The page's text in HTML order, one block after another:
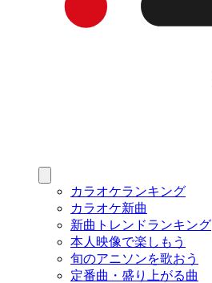
カラオケランキング
カラオケ新曲
新曲トレンドランキング
本人映像で楽しもう
旬のアニソンを歌おう
定番曲・盛り上がる曲